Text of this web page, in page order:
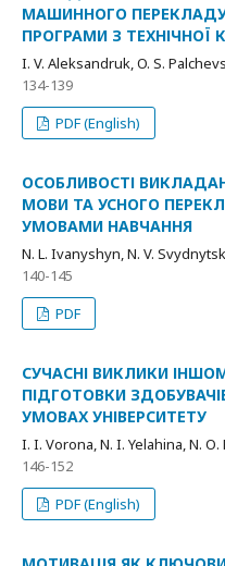
МАШИННОГО ПЕРЕКЛАДУ
ПРОГРАМИ З ТЕХНІЧНОЇ
I. V. Aleksandruk, O. S.
134-139
PDF (English)
ОСОБЛИВОСТІ
МОВИ ТА УСНОГО
УМОВАМИ НАВЧАННЯ
N. L. Ivanyshyn, N. V.
140-145
PDF
СУЧАСНІ ВИКЛИКИ
ПІДГОТОВКИ
УМОВАХ УНІВЕРСИТЕТУ
I. I. Vorona, N. I. Yelahina, N.
146-152
PDF (English)